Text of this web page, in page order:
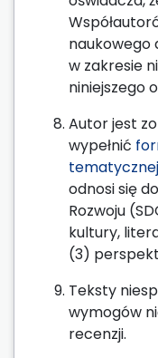
naukowego
w zakresie
niniejszego
Autor jest
wypełnić
tematycznej
odnosi się
Rozwoju
kultury,
(3)
Teksty
wymogów
recenzji.